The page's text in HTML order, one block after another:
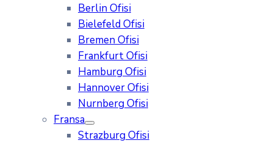
Berlin Ofisi
Bielefeld Ofisi
Bremen Ofisi
Frankfurt Ofisi
Hamburg Ofisi
Hannover Ofisi
Nurnberg Ofisi
Fransa
Strazburg Ofisi